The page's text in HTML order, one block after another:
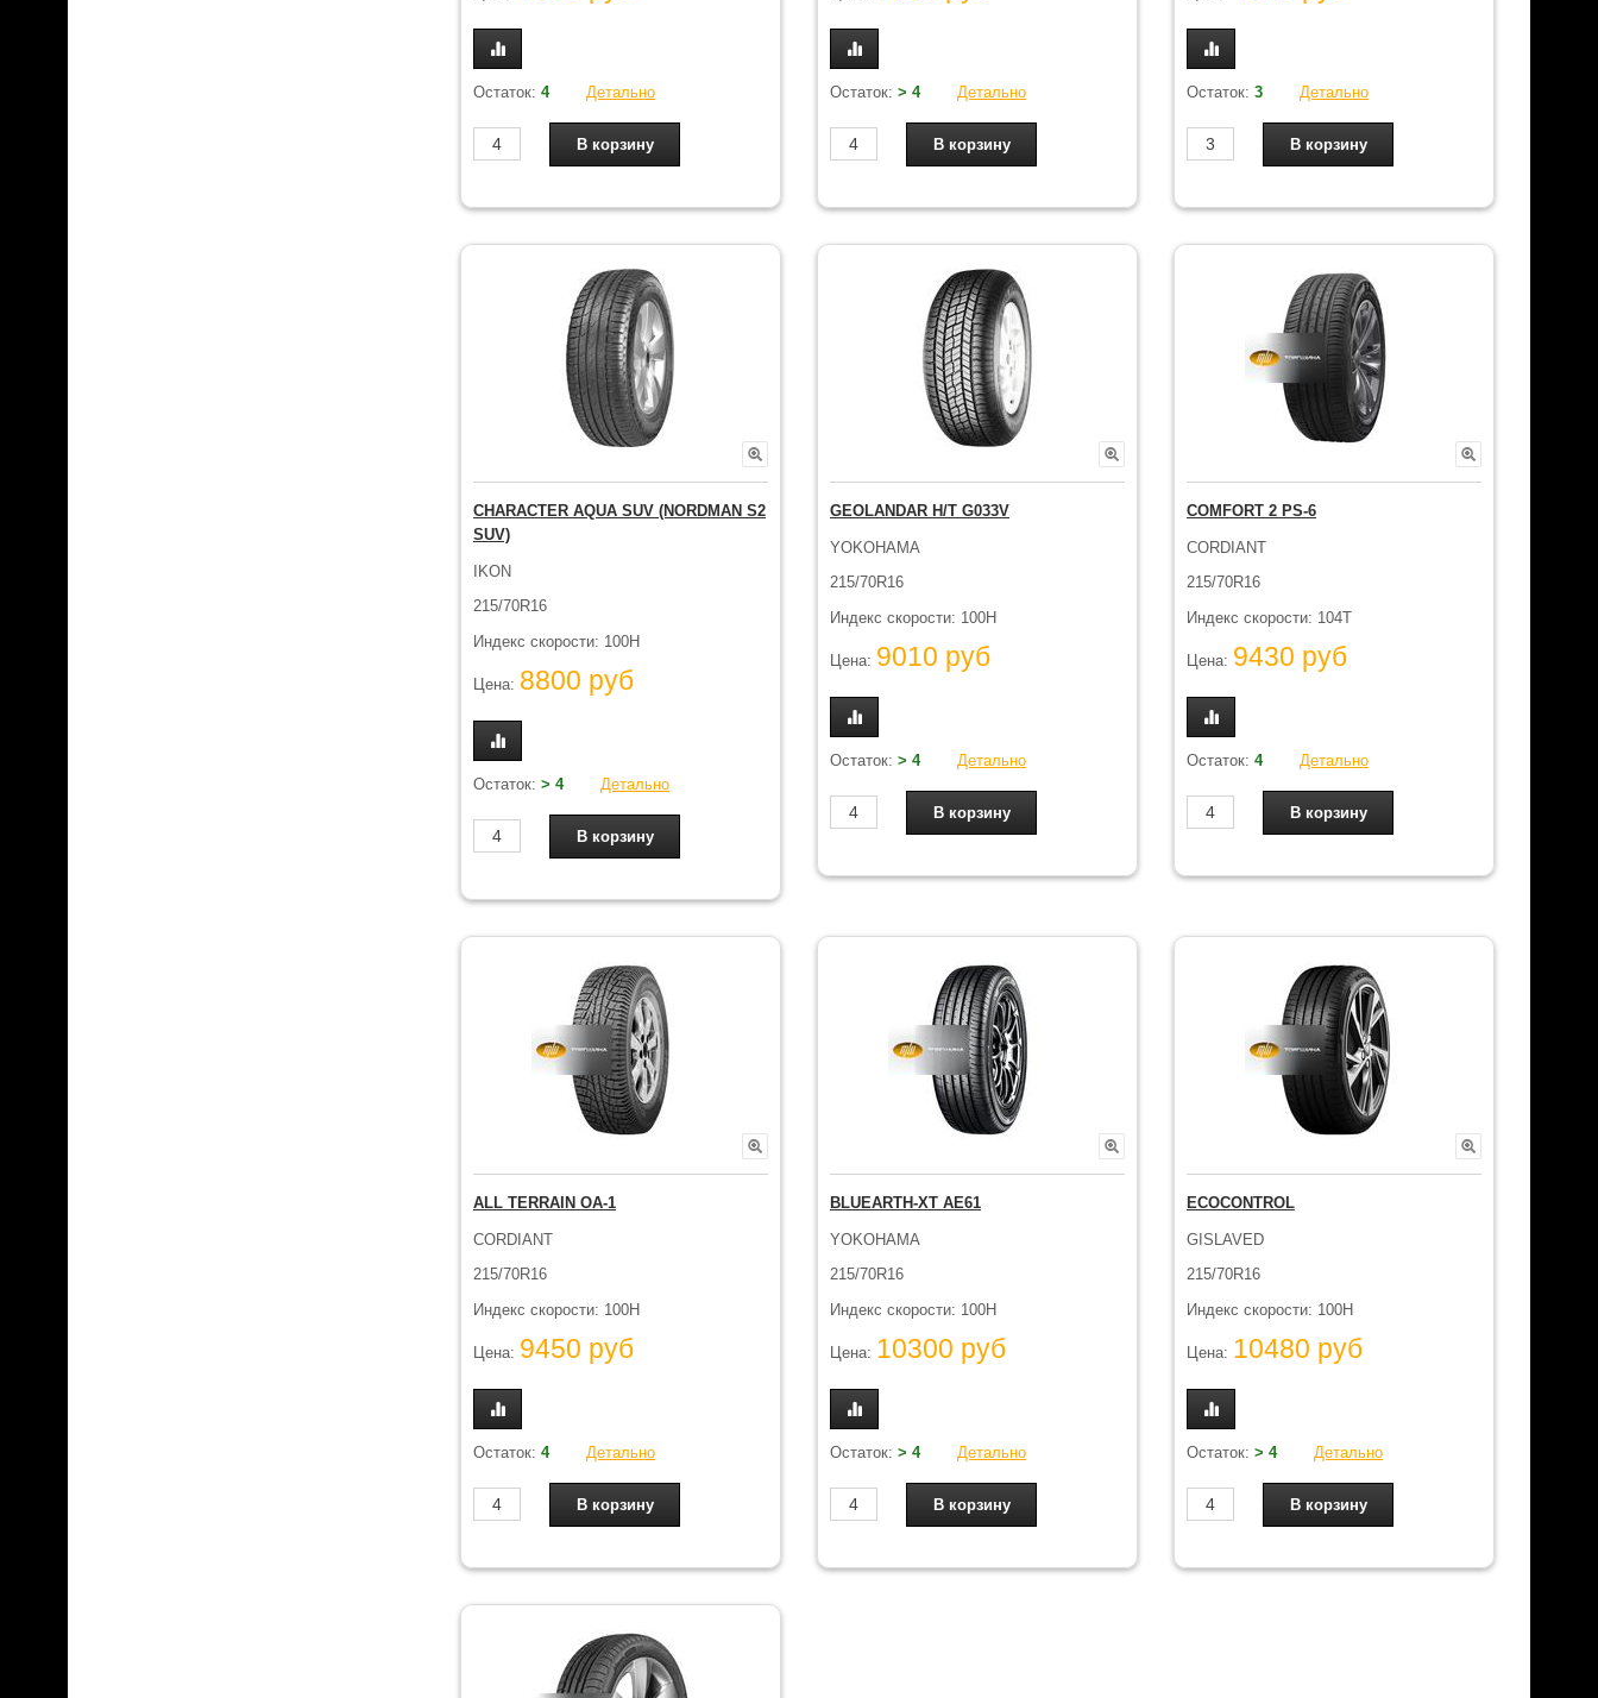
Остаток: 4 Детально Остаток: > 4 Детально Остаток: 3 Детально
CHARACTER AQUA SUV (NORDMAN S2
SUV)
IKON
215/70R16
Индекс скорости: 100H
Цена: 8800 руб
Остаток: > 4 Детально
GEOLANDAR H/T G033V
YOKOHAMA
215/70R16
Индекс скорости: 100H
Цена: 9010 руб
Остаток: > 4 Детально
COMFORT 2 PS-6
CORDIANT
215/70R16
Индекс скорости: 104T
Цена: 9430 руб
Остаток: 4 Детально
ALL TERRAIN OA-1
CORDIANT
215/70R16
Индекс скорости: 100H
Цена: 9450 руб
Остаток: 4 Детально
BLUEARTH-XT AE61
YOKOHAMA
215/70R16
Индекс скорости: 100H
Цена: 10300 руб
Остаток: > 4 Детально
ECOCONTROL
GISLAVED
215/70R16
Индекс скорости: 100H
Цена: 10480 руб
Остаток: > 4 Детально